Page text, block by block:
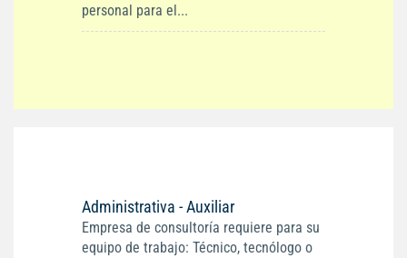
personal para el...
Administrativa - Auxiliar
Empresa de consultoría requiere para su
equipo de trabajo: Técnico, tecnólogo o